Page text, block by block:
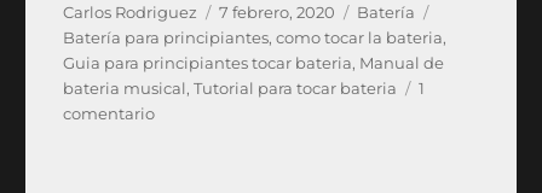
Autor
Carlos Rodriguez
Publicado
el
7 febrero, 2020 Categorías
Batería
Batería para principiantes,como tocar la bateria,
Guia para principiantes tocar bateria, Manual de
bateria musical,Tutorial para tocar bateria
1
comentarioen